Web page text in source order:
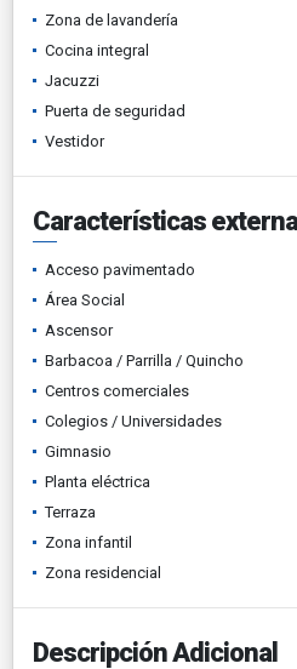
Zona de lavandería
Cocina integral
Jacuzzi
Puerta de seguridad
Vestidor
Características
Acceso pavimentado
Área Social
Ascensor
Barbacoa / Parrilla / Quincho
Centros comerciales
Colegios / Universidades
Gimnasio
Planta eléctrica
Terraza
Zona infantil
Zona residencial
Descripción Adicional